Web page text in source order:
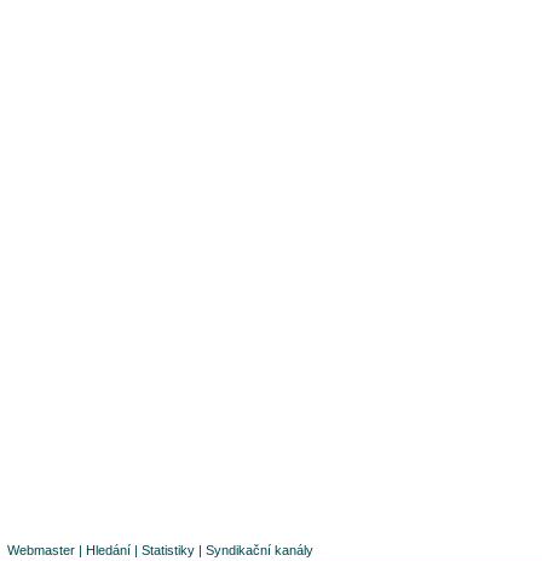
Webmaster | Hledání | Statistiky | Syndikační kanály